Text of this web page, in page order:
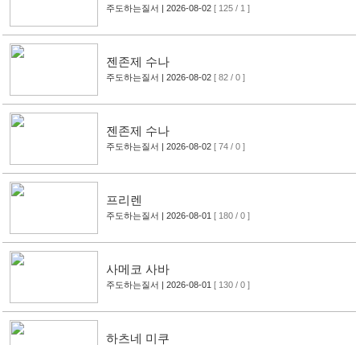
주도하는질서 | 2026-08-02 [ 125 / 1 ]
젠존제 수나
주도하는질서 | 2026-08-02 [ 82 / 0 ]
젠존제 수나
주도하는질서 | 2026-08-02 [ 74 / 0 ]
프리렌
주도하는질서 | 2026-08-01 [ 180 / 0 ]
사메코 사바
주도하는질서 | 2026-08-01 [ 130 / 0 ]
하츠네 미쿠